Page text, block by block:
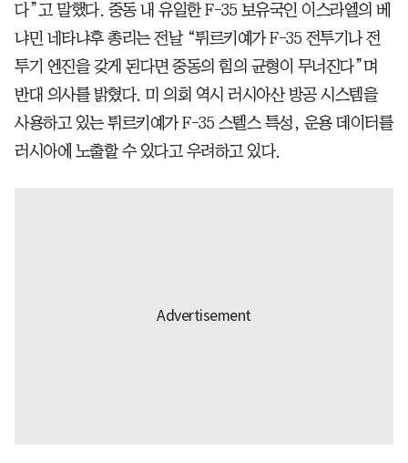
다”고 말했다. 중동 내 유일한 F-35 보유국인 이스라엘의 베
냐민 네타냐후 총리는 전날 “튀르키예가 F-35 전투기나 전
투기 엔진을 갖게 된다면 중동의 힘의 균형이 무너진다”며
반대 의사를 밝혔다. 미 의회 역시 러시아산 방공 시스템을
사용하고 있는 튀르키예가 F-35 스텔스 특성, 운용 데이터를
러시아에 노출할 수 있다고 우려하고 있다.